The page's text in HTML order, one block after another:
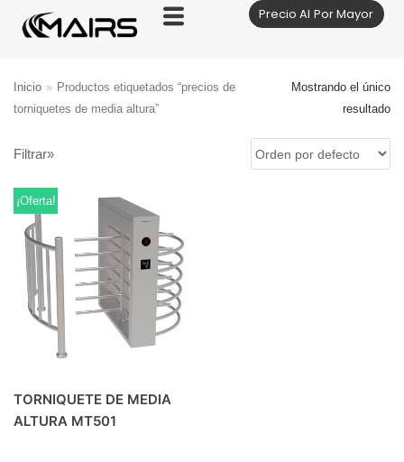
Saltar
al
Precio Al Por Mayor
Inicio » Productos etiquetados “precios de
torniquetes de media altura”
Mostrando el único
resultado
Filtrar»
¡Oferta!
TORNIQUETE DE MEDIA
ALTURA MT501